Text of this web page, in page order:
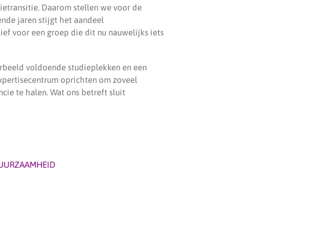
Daarom stellen we voor de
jaren stijgt het aandeel
voor een groep die dit nu nauwelijks iets
voldoende studieplekken en een
oprichten om zoveel
te halen. Wat ons betreft sluit